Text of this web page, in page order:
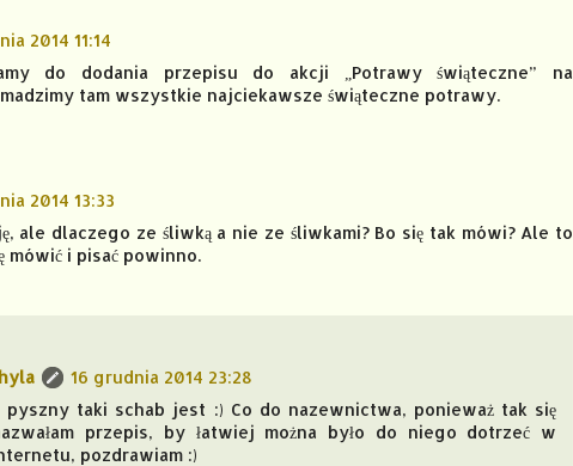
2014 11:14
do dodania przepisu do akcji „Potrawy świąteczne” na
tam wszystkie najciekawsze świąteczne potrawy.
2014 13:33
ale dlaczego ze śliwką a nie ze śliwkami? Bo się tak mówi? Ale to
mówić i pisać powinno.
16 grudnia 2014 23:28
pyszny taki schab jest :) Co do nazewnictwa, ponieważ tak się
przepis, by łatwiej można było do niego dotrzeć w
pozdrawiam :)